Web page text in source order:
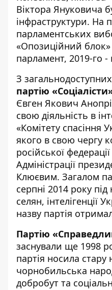
Віктора Януковича
інфраструктури. На
парламентських
«Опозиційний
парламент, 2019-го -
З
партію
Євген Якович
свою діяльність в
«Комітету спасіння
якого в свою чергу
російської
Адміністрації
Клюєвим. Загалом
серпні 2014 року
селян, інтелігенції
назву партія
Партію
заснували ще 1998
партія носила стару
чорнобильська
добробут та